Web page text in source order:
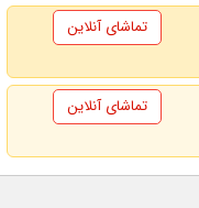
تماشای آنلاین
تماشای آنلاین